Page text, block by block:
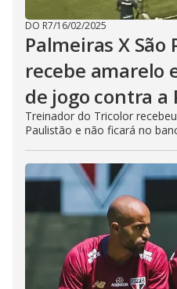
DO R7/16/02/2025
Palmeiras X São
recebe amarelo
de jogo contra a
Treinador do Tricolor
Paulistão e não ficará no